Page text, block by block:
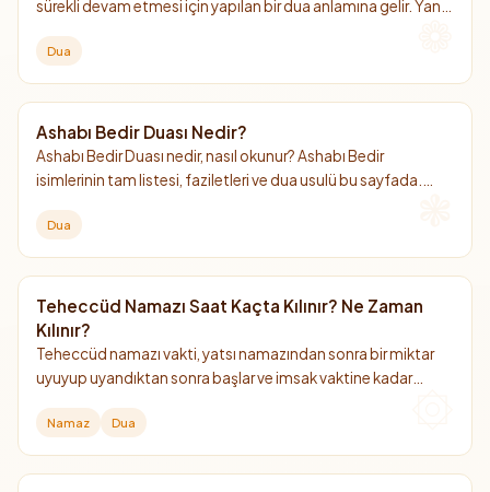
sürekli devam etmesi için yapılan bir dua anlamına gelir. Yani
demektir.
Dua
Ashabı Bedir Duası Nedir?
Ashabı Bedir Duası nedir, nasıl okunur? Ashabı Bedir
isimlerinin tam listesi, faziletleri ve dua usulü bu sayfada.
Dua
Teheccüd Namazı Saat Kaçta Kılınır? Ne Zaman
Kılınır?
Teheccüd namazı vakti, yatsı namazından sonra bir miktar
uyuyup uyandıktan sonra başlar ve imsak vaktine kadar
Namaz Dua